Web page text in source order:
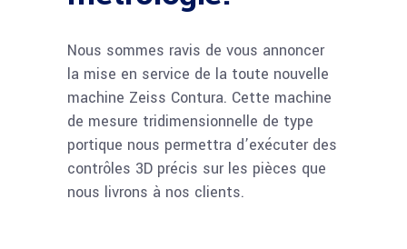
Nous sommes ravis de vous annoncer
la mise en service de la toute nouvelle
machine Zeiss Contura. Cette machine
de mesure tridimensionnelle de type
portique nous permettra d’exécuter des
contrôles 3D précis sur les pièces que
nous livrons à nos clients.